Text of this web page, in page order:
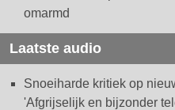
omarmd
Laatste audio
Snoeiharde kritiek op
'Afgrijselijk en bijzonder